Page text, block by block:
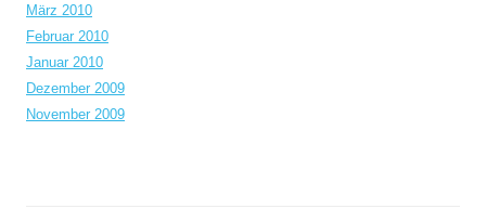
März 2010
Februar 2010
Januar 2010
Dezember 2009
November 2009